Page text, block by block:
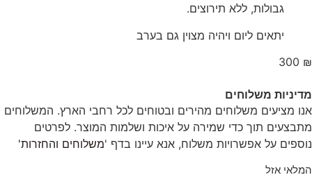
גבולות, ללא תירוצים.
יתאים ליום ויהיה מצוין גם בערב
300 ₪
מדיניות משלוחים
אנו מציעים משלוחים מהירים ובטוחים לכל רחבי הארץ. המשלוחים
מתבצעים תוך כדי שמירה על איכות ושלמות המוצר. לפרטים
נוספים על אפשרויות משלוח, אנא עיינו בדף 'משלוחים והחזרות'
המלאי אזל